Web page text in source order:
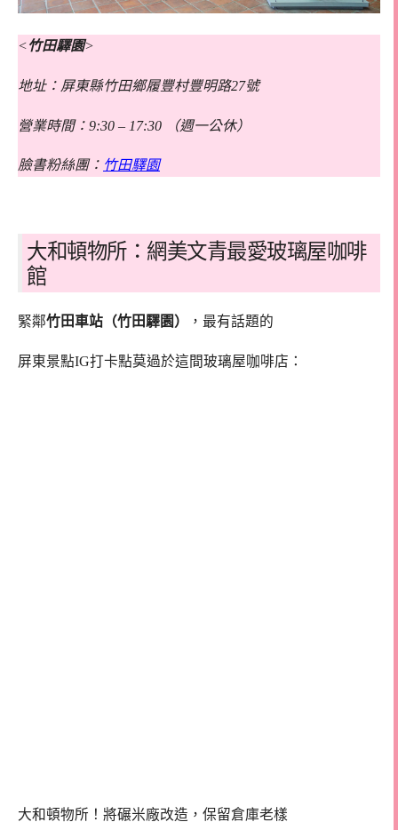
<竹田驛園>
地址：屏東縣竹田鄉履豐村豐明路27號
營業時間：9:30 – 17:30 （週一公休）
臉書粉絲團： 竹田驛園
大和頓物所：網美文青最愛玻璃屋咖啡
館
緊鄰竹田車站（竹田驛園） ，最有話題的
屏東景點IG打卡點莫過於這間玻璃屋咖啡店：
大和頓物所！將碾米廠改造，保留倉庫老樣